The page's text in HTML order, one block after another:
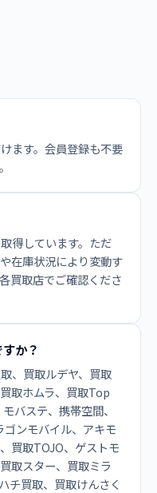
ます。会員登録も不要
得しています。ただ
在庫状況により変動す
買取店でご確認くださ
か？
、買取ルデヤ、買取
取ホムラ、買取Top
バステ、携帯空間、
ンモバイル、アキモ
買取TOJO、ゲストモ
取スター、買取ミラ
チ買取、買取けんさく